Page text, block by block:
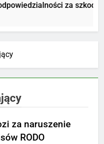
za szkodę
za naruszenie
RODO